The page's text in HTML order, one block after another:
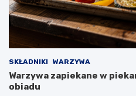
SKŁADNIKI WARZYWA
Warzywa zapiekane w
obiadu